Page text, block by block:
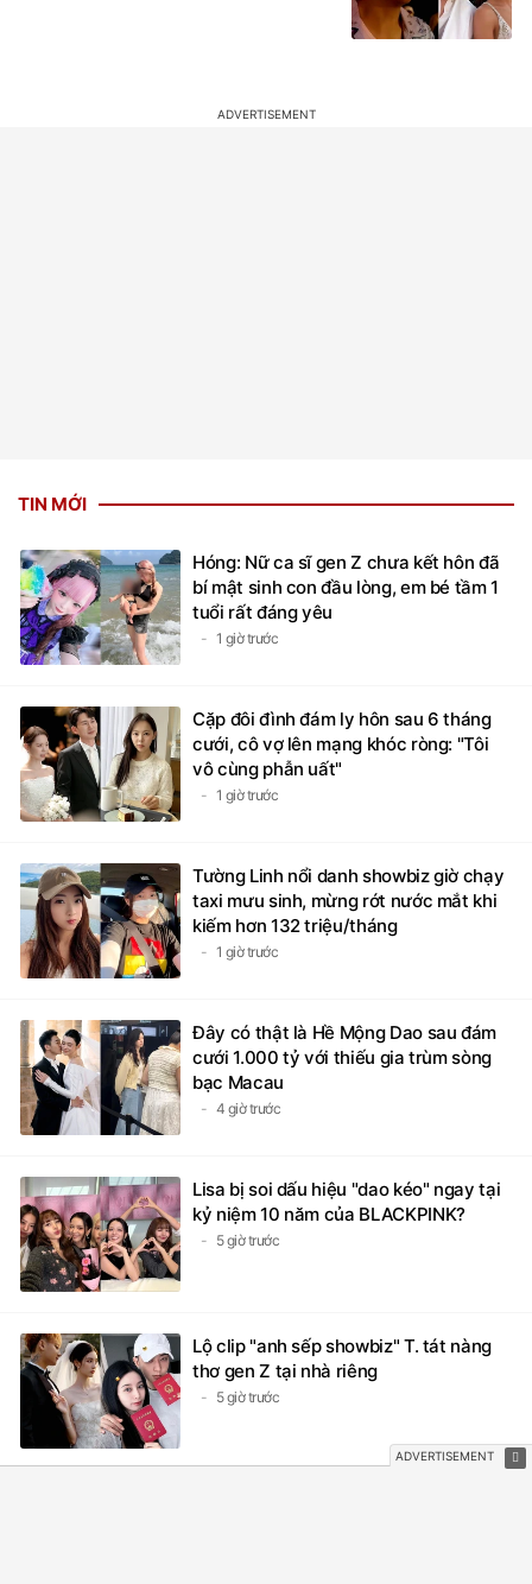
TIN MỚI
Hóng: Nữ ca sĩ gen Z chưa kết hôn đã
bí mật sinh con đầu lòng, em bé tầm 1
tuổi rất đáng yêu
1 giờ trước
Cặp đôi đình đám ly hôn sau 6 tháng
cưới, cô vợ lên mạng khóc ròng: "Tôi
vô cùng phẫn uất"
1 giờ trước
Tường Linh nổi danh showbiz giờ chạy
taxi mưu sinh, mừng rớt nước mắt khi
kiếm hơn 132 triệu/tháng
1 giờ trước
Đây có thật là Hề Mộng Dao sau đám
cưới 1.000 tỷ với thiếu gia trùm sòng
bạc Macau
4 giờ trước
Lisa bị soi dấu hiệu "dao kéo" ngay tại
kỷ niệm 10 năm của BLACKPINK?
5 giờ trước
Lộ clip "anh sếp showbiz" T. tát nàng
thơ gen Z tại nhà riêng
5 giờ trước